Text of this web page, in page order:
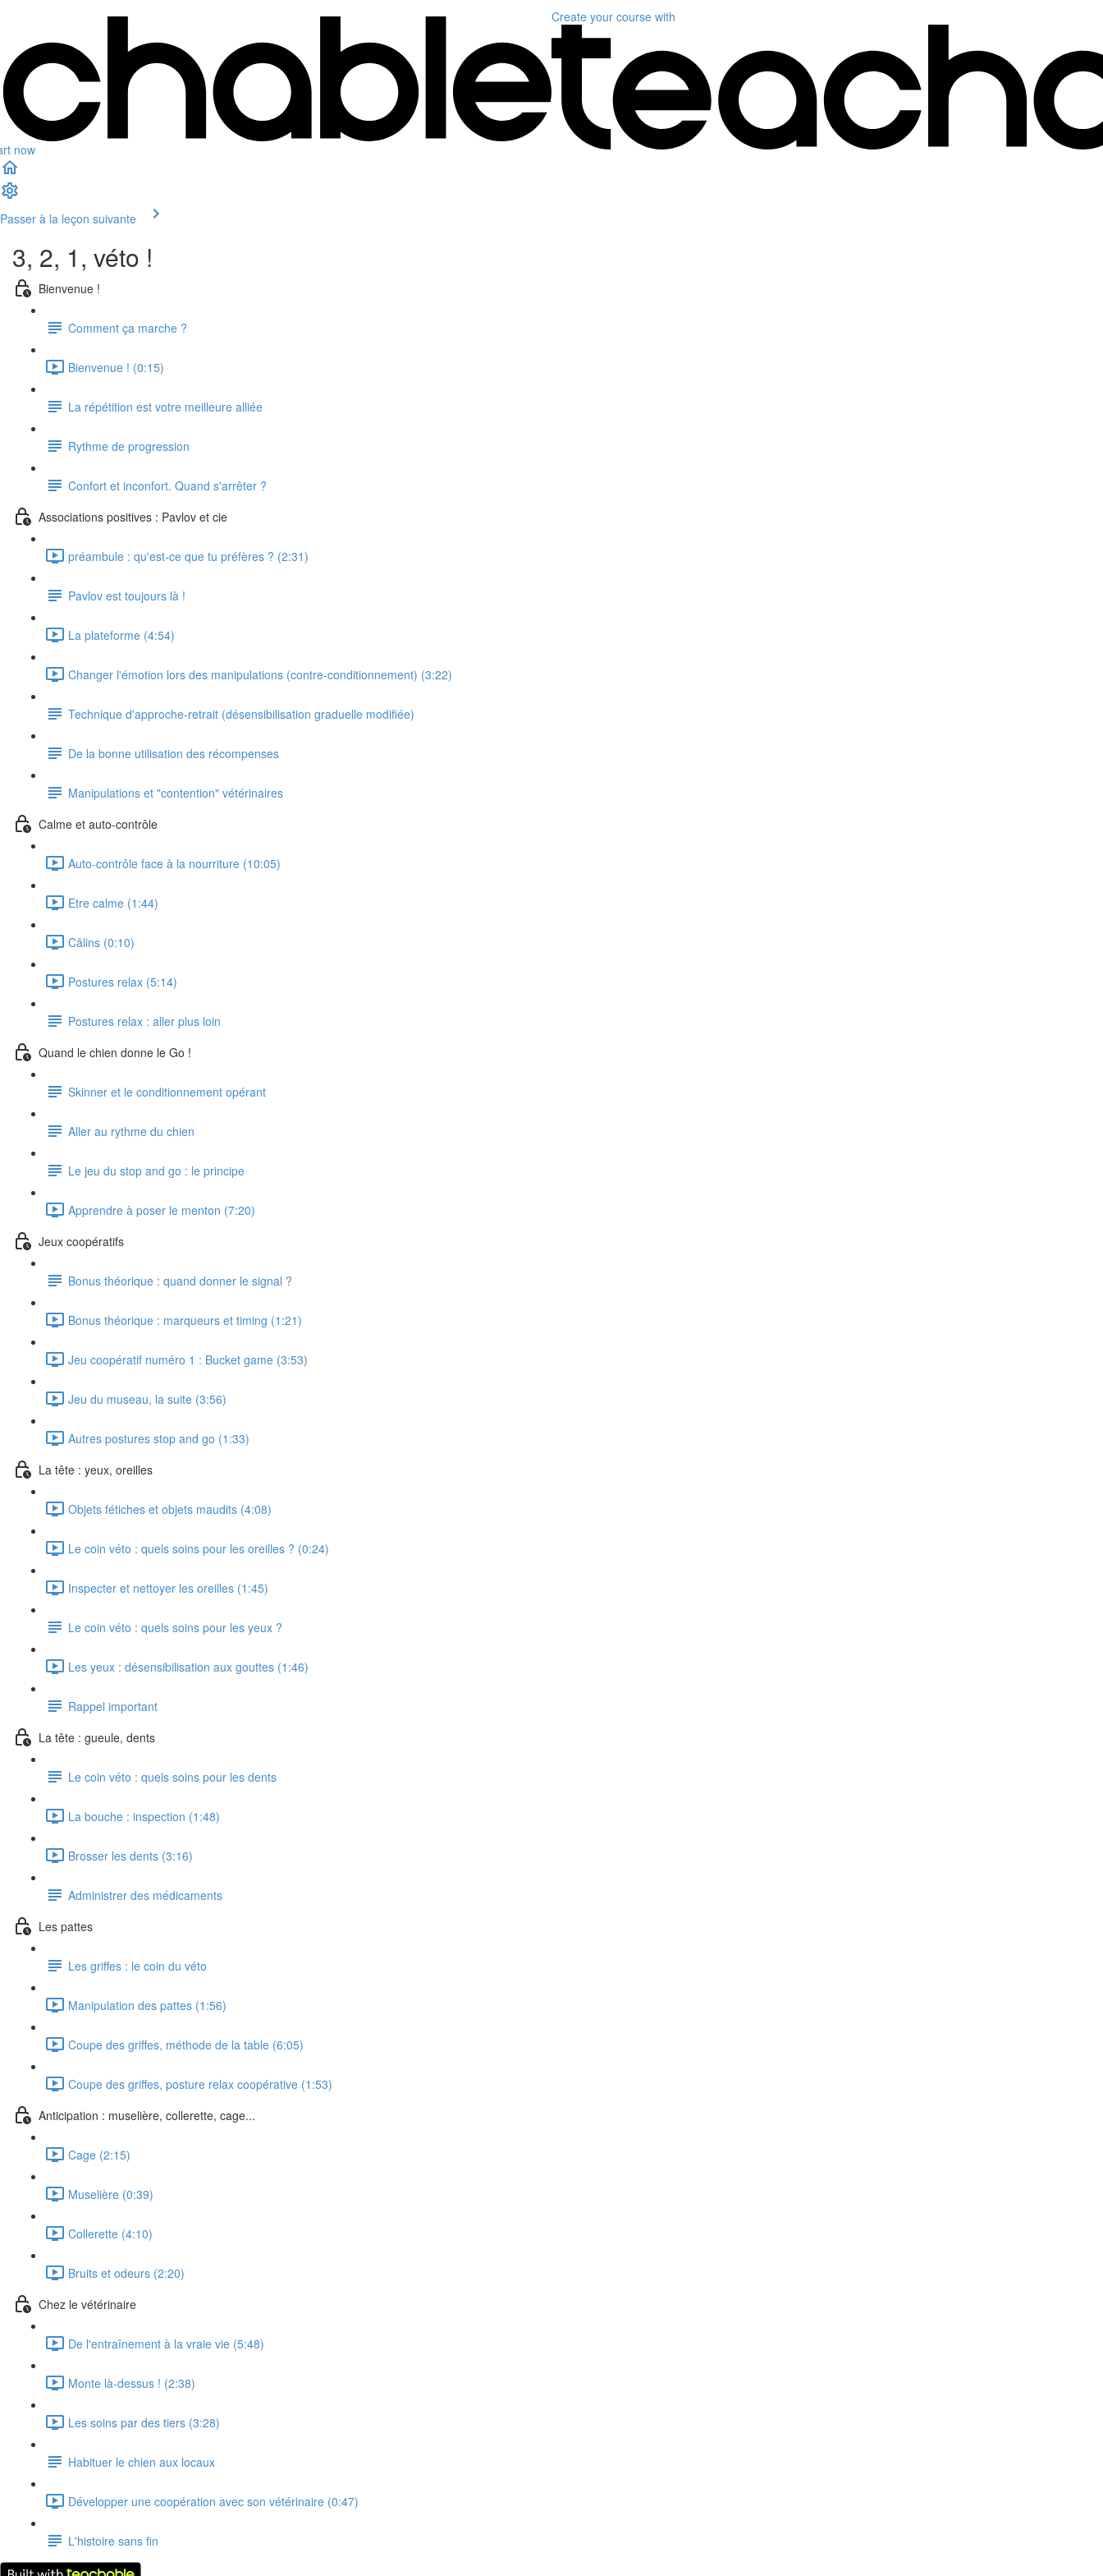
now
Create your course with
Passer à la leçon suivante
3, 2, 1, véto !
Bienvenue !
Comment ça marche ?
Bienvenue ! (0:15)
La répétition est votre meilleure alliée
Rythme de progression
Confort et inconfort. Quand s'arrêter ?
Associations positives : Pavlov et cie
préambule : qu'est-ce que tu préfères ? (2:31)
Pavlov est toujours là !
La plateforme (4:54)
Changer l'émotion lors des manipulations (contre-conditionnement) (3:22)
Technique d'approche-retrait (désensibilisation graduelle modifiée)
De la bonne utilisation des récompenses
Manipulations et "contention" vétérinaires
Calme et auto-contrôle
Auto-contrôle face à la nourriture (10:05)
Etre calme (1:44)
Câlins (0:10)
Postures relax (5:14)
Postures relax : aller plus loin
Quand le chien donne le Go !
Skinner et le conditionnement opérant
Aller au rythme du chien
Le jeu du stop and go : le principe
Apprendre à poser le menton (7:20)
Jeux coopératifs
Bonus théorique : quand donner le signal ?
Bonus théorique : marqueurs et timing (1:21)
Jeu coopératif numéro 1 : Bucket game (3:53)
Jeu du museau, la suite (3:56)
Autres postures stop and go (1:33)
La tête : yeux, oreilles
Objets fétiches et objets maudits (4:08)
Le coin véto : quels soins pour les oreilles ? (0:24)
Inspecter et nettoyer les oreilles (1:45)
Le coin véto : quels soins pour les yeux ?
Les yeux : désensibilisation aux gouttes (1:46)
Rappel important
La tête : gueule, dents
Le coin véto : quels soins pour les dents
La bouche : inspection (1:48)
Brosser les dents (3:16)
Administrer des médicaments
Les pattes
Les griffes : le coin du véto
Manipulation des pattes (1:56)
Coupe des griffes, méthode de la table (6:05)
Coupe des griffes, posture relax coopérative (1:53)
Anticipation : muselière, collerette, cage...
Cage (2:15)
Muselière (0:39)
Collerette (4:10)
Bruits et odeurs (2:20)
Chez le vétérinaire
De l'entraînement à la vraie vie (5:48)
Monte là-dessus ! (2:38)
Les soins par des tiers (3:28)
Habituer le chien aux locaux
Développer une coopération avec son vétérinaire (0:47)
L'histoire sans fin